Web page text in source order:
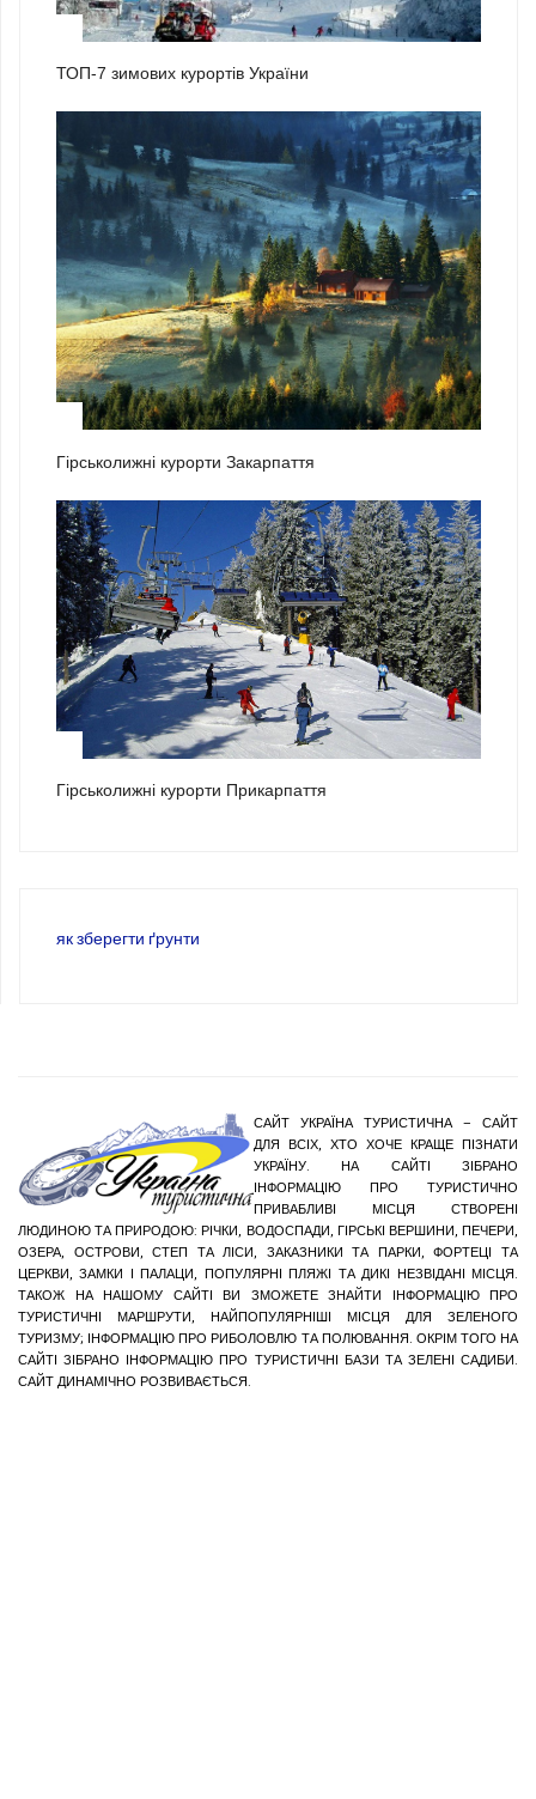
ТОП-7 зимових курортів України
Гірськолижні курорти Закарпаття
Гірськолижні курорти Прикарпаття
як зберегти ґрунти
САЙТ УКРАЇНА ТУРИСТИЧНА – САЙТ
ДЛЯ ВСІХ, ХТО ХОЧЕ КРАЩЕ ПІЗНАТИ
УКРАЇНУ. НА САЙТІ ЗІБРАНО
ІНФОРМАЦІЮ ПРО ТУРИСТИЧНО
ПРИВАБЛИВІ МІСЦЯ СТВОРЕНІ
ЛЮДИНОЮ ТА ПРИРОДОЮ: РІЧКИ, ВОДОСПАДИ, ГІРСЬКІ ВЕРШИНИ, ПЕЧЕРИ,
ОЗЕРА, ОСТРОВИ, СТЕП ТА ЛІСИ, ЗАКАЗНИКИ ТА ПАРКИ, ФОРТЕЦІ ТА
ЦЕРКВИ, ЗАМКИ І ПАЛАЦИ, ПОПУЛЯРНІ ПЛЯЖІ ТА ДИКІ НЕЗВІДАНІ МІСЦЯ.
ТАКОЖ НА НАШОМУ САЙТІ ВИ ЗМОЖЕТЕ ЗНАЙТИ ІНФОРМАЦІЮ ПРО
ТУРИСТИЧНІ МАРШРУТИ, НАЙПОПУЛЯРНІШІ МІСЦЯ ДЛЯ ЗЕЛЕНОГО
ТУРИЗМУ; ІНФОРМАЦІЮ ПРО РИБОЛОВЛЮ ТА ПОЛЮВАННЯ. ОКРІМ ТОГО НА
САЙТІ ЗІБРАНО ІНФОРМАЦІЮ ПРО ТУРИСТИЧНІ БАЗИ ТА ЗЕЛЕНІ САДИБИ.
САЙТ ДИНАМІЧНО РОЗВИВАЄТЬСЯ.